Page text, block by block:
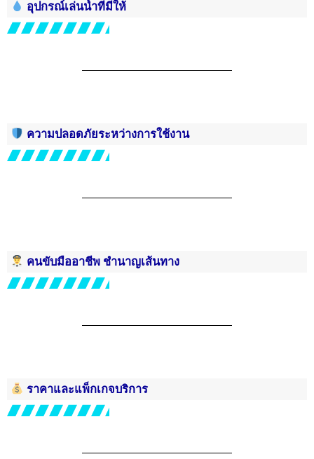
อุปกรณ์เล่นน้ำที่มีให้
ความปลอดภัยระหว่างการใช้งาน
คนขับมืออาชีพ ชำนาญเส้นทาง
ราคาและแพ็กเกจบริการ